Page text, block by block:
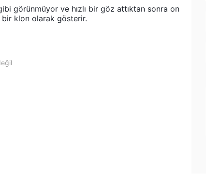
görünmüyor ve hızlı bir göz attıktan sonra on
bir klon olarak gösterir.